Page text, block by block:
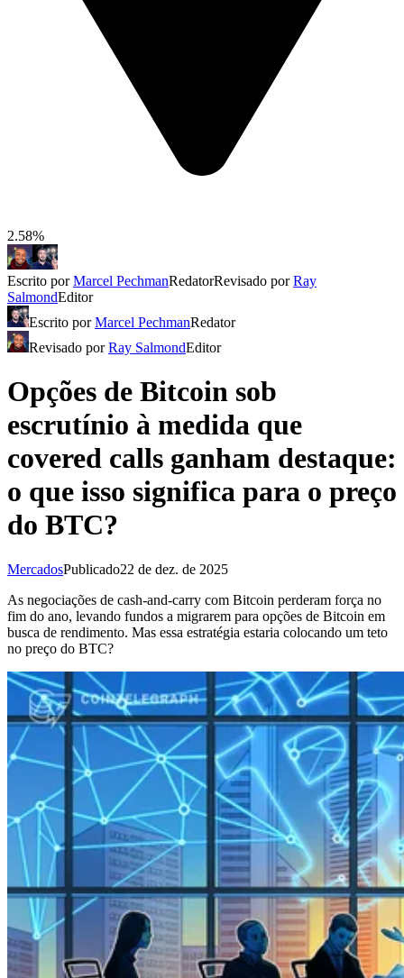
2.58%
Escrito porMarcel PechmanRedatorRevisado porRay
SalmondEditor
Escrito porMarcel PechmanRedator
Revisado porRay SalmondEditor
Opções de Bitcoin sob
escrutínio à medida que
covered calls ganham destaque:
o que isso significa para o preço
do BTC?
MercadosPublicado22 de dez. de 2025
As negociações de cash-and-carry com Bitcoin perderam força no
fim do ano, levando fundos a migrarem para opções de Bitcoin em
busca de rendimento. Mas essa estratégia estaria colocando um teto
no preço do BTC?